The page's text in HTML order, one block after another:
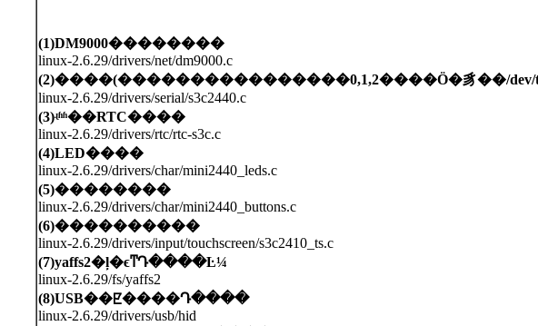
(1)DM9000��������
linux-2.6.29/drivers/net/dm9000.c
(2)����(����������������0,1,2����Ӧ�豸��/
linux-2.6.29/drivers/serial/s3c2440.c
(3)ʵʱʱ��RTC����
linux-2.6.29/drivers/rtc/rtc-s3c.c
(4)LED����
linux-2.6.29/drivers/char/mini2440_leds.c
(5)��������
linux-2.6.29/drivers/char/mini2440_buttons.c
(6)����������
linux-2.6.29/drivers/input/touchscreen/s3c2410_ts.c
(7)yaffs2�ļ�ϵͳԴ����Ŀ¼
linux-2.6.29/fs/yaffs2
(8)USB��ꡢ����Դ����
linux-2.6.29/drivers/usb/hid